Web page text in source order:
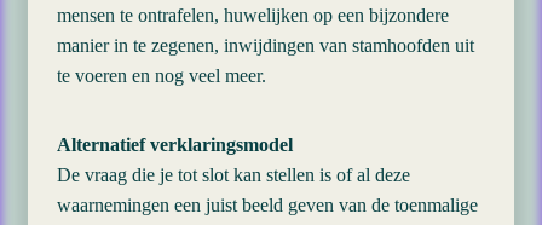
mensen te ontrafelen, huwelijken op een bijzondere
manier in te zegenen, inwijdingen van stamhoofden uit
te voeren en nog veel meer.
Alternatief verklaringsmodel
De vraag die je tot slot kan stellen is of al deze
waarnemingen een juist beeld geven van de toenmalige